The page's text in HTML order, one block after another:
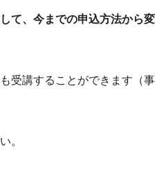
て、今までの申込方法から変
受講することができます（事
。